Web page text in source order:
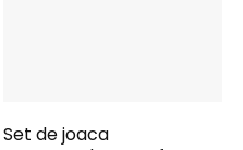
Set de joaca